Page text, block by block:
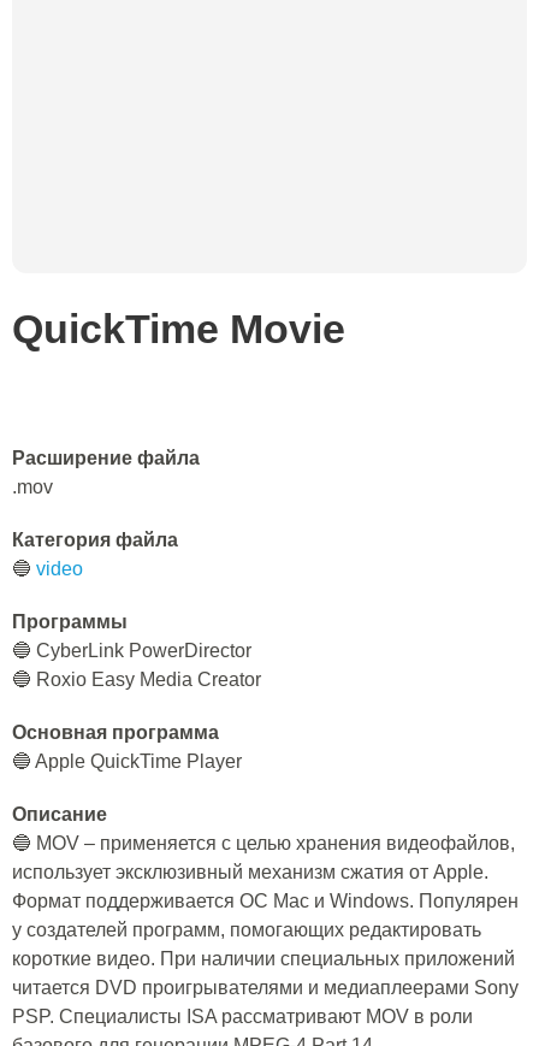
QuickTime Movie
Расширение файла
.mov
Категория файла
🔵 video
Программы
🔵 CyberLink PowerDirector
🔵 Roxio Easy Media Creator
Основная программа
🔵 Apple QuickTime Player
Описание
🔵 MOV – применяется с целью хранения видеофайлов,
использует эксклюзивный механизм сжатия от Apple.
Формат поддерживается ОС Mac и Windows. Популярен
у создателей программ, помогающих редактировать
короткие видео. При наличии специальных приложений
читается DVD проигрывателями и медиаплеерами Sony
PSP. Специалисты ISA рассматривают MOV в роли